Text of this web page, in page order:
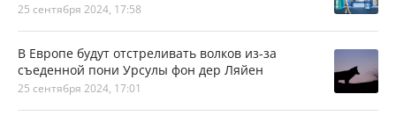
25 сентября 2024, 17:58
В Европе будут отстреливать волков из-за
съеденной пони Урсулы фон дер Ляйен
25 сентября 2024, 17:01